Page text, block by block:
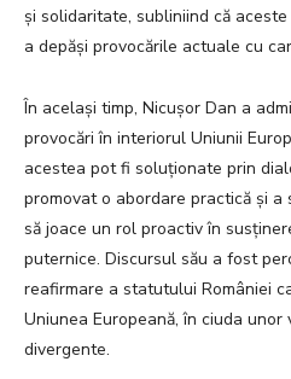
și solidaritate, subliniind că
a depăși provocările actuale cu
În același timp, Nicușor Dan a
provocări în interiorul Uniunii
acestea pot fi soluționate prin
promovat o abordare practică și a
să joace un rol proactiv în
puternice. Discursul său a fost
reafirmare a statutului României
Uniunea Europeană, în ciuda unor
divergente.